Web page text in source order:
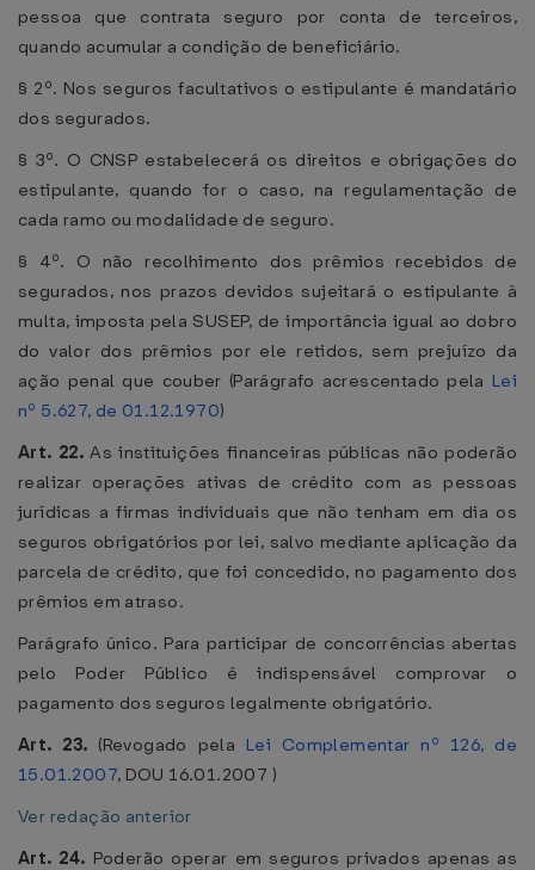
pessoa que contrata seguro por conta de terceiros,
quando acumular a condição de beneficiário.
§ 2º. Nos seguros facultativos o estipulante é mandatário
dos segurados.
§ 3º. O CNSP estabelecerá os direitos e obrigações do
estipulante, quando for o caso, na regulamentação de
cada ramo ou modalidade de seguro.
§ 4º. O não recolhimento dos prêmios recebidos de
segurados, nos prazos devidos sujeitará o estipulante à
multa, imposta pela SUSEP, de importância igual ao dobro
do valor dos prêmios por ele retidos, sem prejuízo da
ação penal que couber (Parágrafo acrescentado pela Lei
nº 5.627, de 01.12.1970)
Art. 22.As instituições financeiras públicas não poderão
realizar operações ativas de crédito com as pessoas
jurídicas a firmas individuais que não tenham em dia os
seguros obrigatórios por lei, salvo mediante aplicação da
parcela de crédito, que foi concedido, no pagamento dos
prêmios em atraso.
Parágrafo único. Para participar de concorrências abertas
pelo Poder Público é indispensável comprovar o
pagamento dos seguros legalmente obrigatório.
Art. 23. (Revogado pela Lei Complementar nº 126, de
15.01.2007, DOU 16.01.2007 )
Ver redação anterior
Art. 24. Poderão operar em seguros privados apenas as